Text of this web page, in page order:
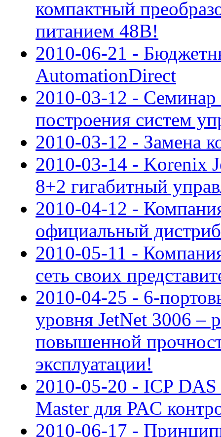
компактный
питанием 48В!
2010-06-21 -
AutomationDirect
2010-03-12 - Семинар
построения систем
2010-03-12 - Замена
2010-03-14 - Korenix
8+2 гигабитный
2010-04-12 -
официальный
2010-05-11 -
сеть своих
2010-04-25 - 6-
уровня JetNet 3006 –
повышенной
эксплуатации!
2010-05-20 - ICP
Master для PAC
2010-06-17 -